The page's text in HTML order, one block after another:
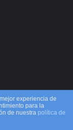
M&M |
experiencia de
para la
de nuestra política de